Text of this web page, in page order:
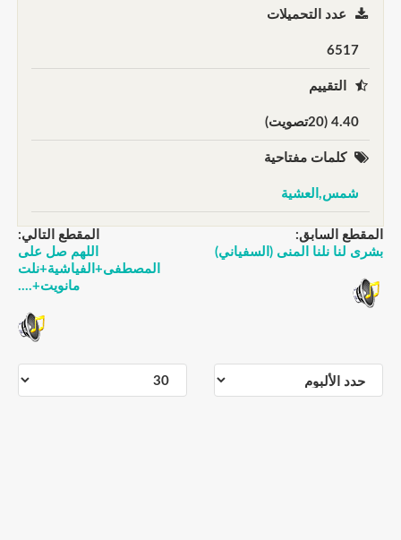
عدد التحميلات
6517
التقييم
4.40 (20تصويت)
كلمات مفتاحية
شمس,العشية
المقطع السابق:
بشرى لنا نلنا المنى (السفياني)
المقطع التالي:
اللهم صل على
المصطفى+الفياشية+نلت
مانويت+....